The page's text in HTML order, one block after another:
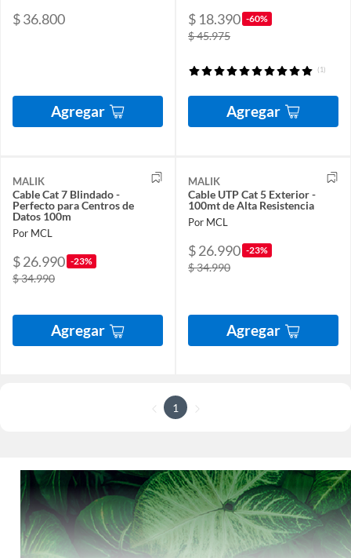
$ 36.800
Agregar
$ 18.390 -60%
$ 45.975
(1)
Agregar
MALIK
Cable Cat 7 Blindado -
Perfecto para Centros de
Datos 100m
Por MCL
$ 26.990 -23%
$ 34.990
Agregar
MALIK
Cable UTP Cat 5 Exterior -
100mt de Alta Resistencia
Por MCL
$ 26.990 -23%
$ 34.990
Agregar
1